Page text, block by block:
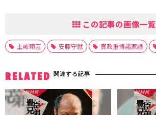
この記事の画像一覧
土岐頼芸 安藤守就 寛政重脩諸家譜
RELATED 関連する記事